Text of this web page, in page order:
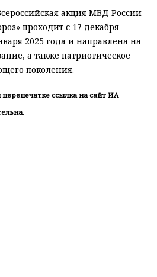
акция МВД России
проходит с 17 декабря
2025 года и направлена на
а также патриотическое
поколения.
ссылка на сайт ИА